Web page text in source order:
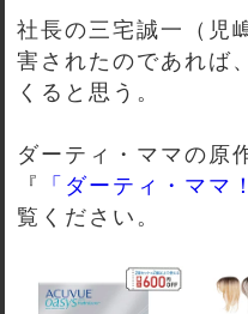
社長の三宅誠一（児
害されたのであれば
くると思う。
ダーティ・ママの原
『
「ダーティ・ママ
覧ください。